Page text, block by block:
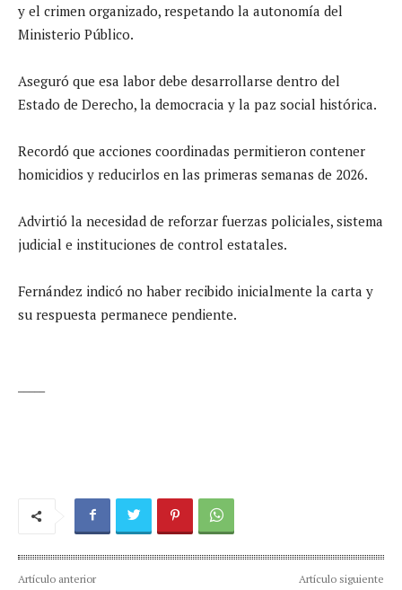
y el crimen organizado, respetando la autonomía del
Ministerio Público.
Aseguró que esa labor debe desarrollarse dentro del
Estado de Derecho, la democracia y la paz social histórica.
Recordó que acciones coordinadas permitieron contener
homicidios y reducirlos en las primeras semanas de 2026.
Advirtió la necesidad de reforzar fuerzas policiales, sistema
judicial e instituciones de control estatales.
Fernández indicó no haber recibido inicialmente la carta y
su respuesta permanece pendiente.
Artículo anterior Artículo siguiente